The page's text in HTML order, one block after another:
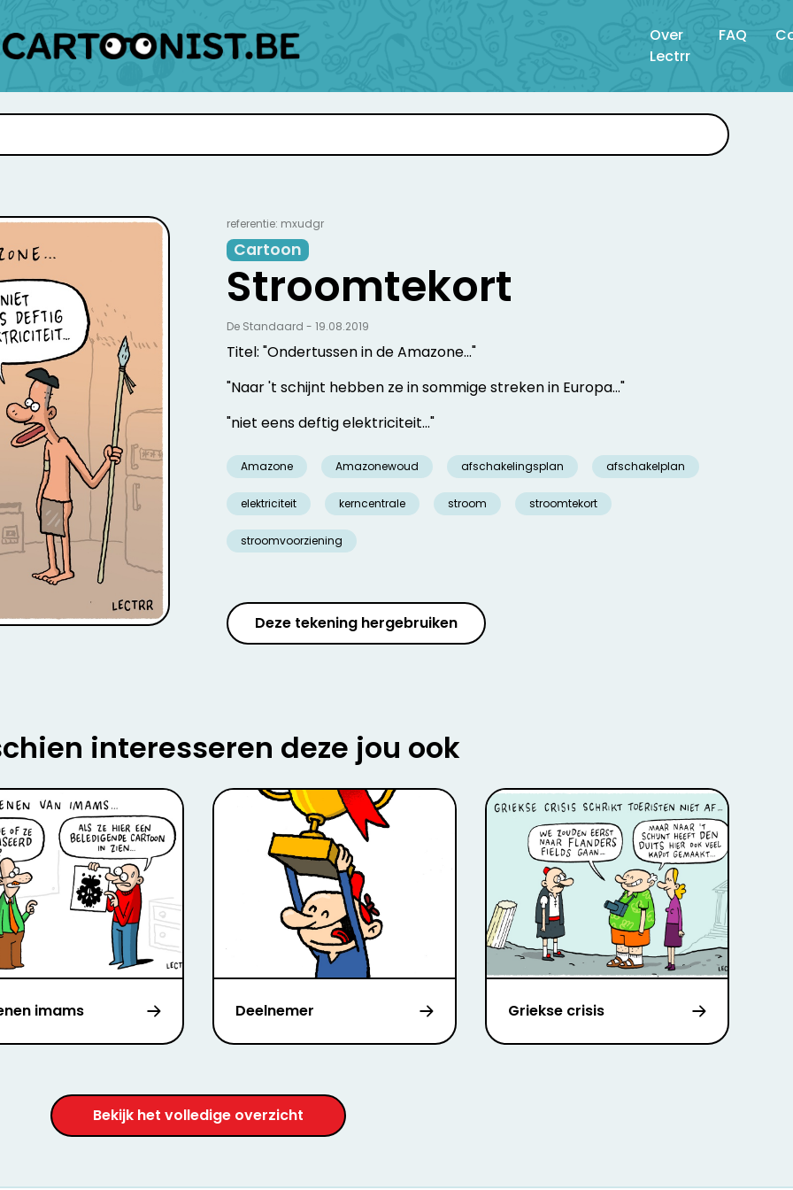
Over
Lectrr
FAQ
referentie: mxudgr
Cartoon
Stroomtekort
Titel: "Ondertussen in de Amazone..."
"Naar 't schijnt hebben ze in sommige streken in Europa..."
"niet eens deftig elektriciteit..."
Amazone Amazonewoud afschakelingsplan afschakelplan
elektriciteit kerncentrale stroom stroomtekort
stroomvoorziening
De Standaard - 19.08.2019
Deze tekening hergebruiken
interesseren deze jou ook
imams Deelnemer Griekse crisis
Bekijk het volledige overzicht